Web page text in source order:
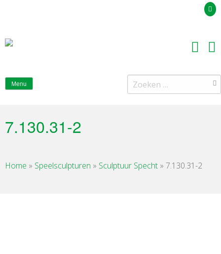
Menu
Zoeken
naar:
7.130.31-2
Home » Speelsculpturen » Sculptuur Specht » 7.130.31-2